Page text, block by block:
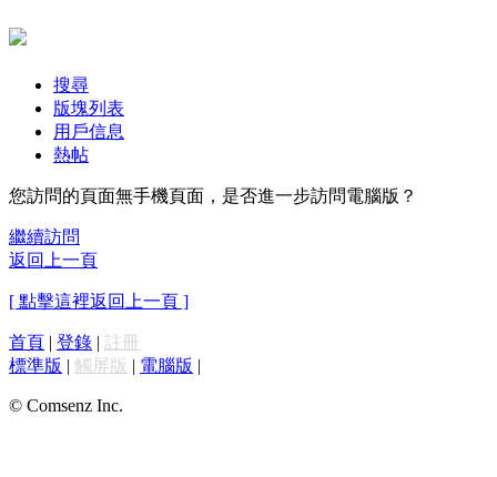
搜尋
版塊列表
用戶信息
熱帖
您訪問的頁面無手機頁面，是否進一步訪問電腦版？
繼續訪問
返回上一頁
[ 點擊這裡返回上一頁 ]
首頁 | 登錄 | 註冊
標準版 | 觸屏版 | 電腦版 |
© Comsenz Inc.